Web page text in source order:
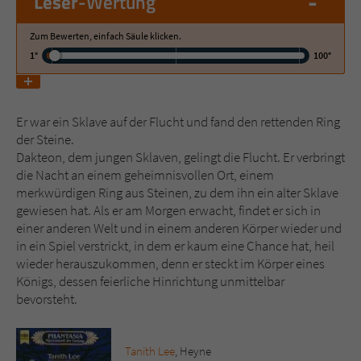
Zum Bewerten, einfach Säule klicken.
1°
100°
Er war ein Sklave auf der Flucht und fand den rettenden Ring
der Steine.
Dakteon, dem jungen Sklaven, gelingt die Flucht. Er verbringt
die Nacht an einem geheimnisvollen Ort, einem
merkwürdigen Ring aus Steinen, zu dem ihn ein alter Sklave
gewiesen hat. Als er am Morgen erwacht, findet er sich in
einer anderen Welt und in einem anderen Körper wieder und
in ein Spiel verstrickt, in dem er kaum eine Chance hat, heil
wieder herauszukommen, denn er steckt im Körper eines
Königs, dessen feierliche Hinrichtung unmittelbar
bevorsteht.
Tanith Lee , Heyne
Name tx_pwcomments_ahash
Anbieter Literatur-Couch Medien GmbH & Co. KG
Zweck
Name fe_typo_user
Anbieter Literatur-Couch Medien GmbH & Co. KG
Laufzeit Session
Zweck
Benutzer. Es wird benötigt um z. B. den